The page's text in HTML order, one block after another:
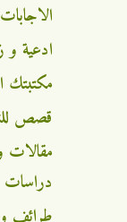
ادعية و
مكتبتك
قصص
مقالات
دراسات